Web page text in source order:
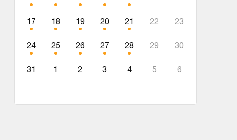
17 18 19 20 21 22 23
24 25 26 27 28 29 30
31 1 2 3 4 5 6